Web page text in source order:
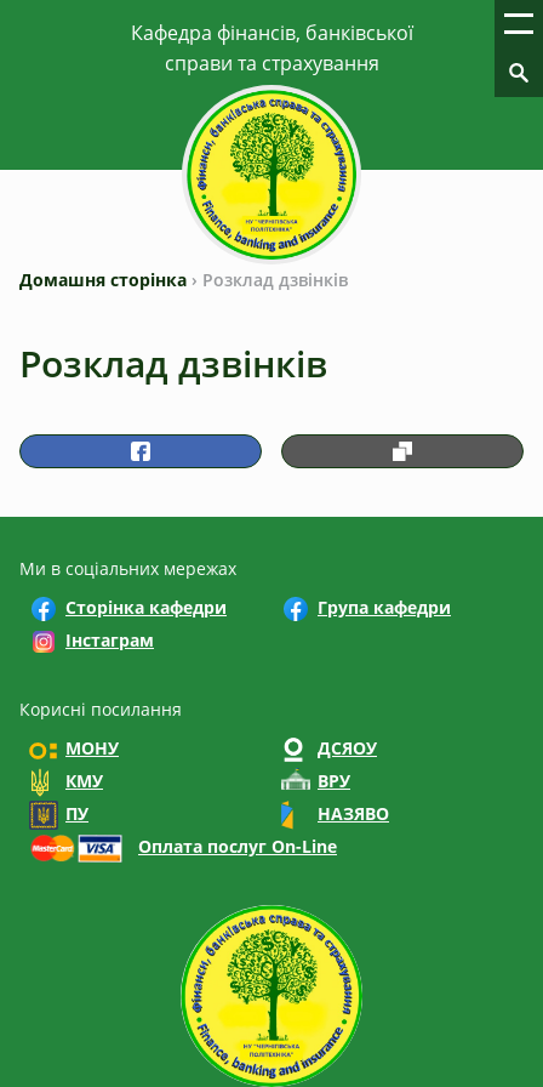
Домашня сторінка › Розклад дзвінків
Розклад дзвінків
Ми в соціальних мережах
Сторінка кафедри
Група кафедри
Інстаграм
Корисні посилання
МОНУ
ДСЯОУ
КМУ
ВРУ
ПУ
НАЗЯВО
Оплата послуг On-Line